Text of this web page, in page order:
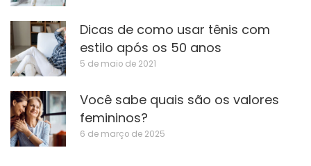
Dicas de como usar tênis com
estilo após os 50 anos
5 de maio de 2021
Você sabe quais são os valores
femininos?
6 de março de 2025